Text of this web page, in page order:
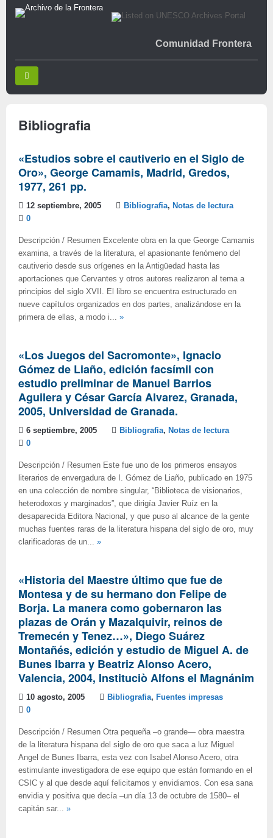
Comunidad Frontera
Bibliografia
«Estudios sobre el cautiverio en el Siglo de
Oro», George Camamis, Madrid, Gredos,
1977, 261 pp.
12 septiembre, 2005 Bibliografia, Notas de lectura
0
Descripción / Resumen Excelente obra en la que George Camamis
examina, a través de la literatura, el apasionante fenómeno del
cautiverio desde sus orígenes en la Antigüedad hasta las
aportaciones que Cervantes y otros autores realizaron al tema a
principios del siglo XVII. El libro se encuentra estructurado en
nueve capítulos organizados en dos partes, analizándose en la
primera de ellas, a modo i... »
«Los Juegos del Sacromonte», Ignacio
Gómez de Liaño, edición facsímil con
estudio preliminar de Manuel Barrios
Aguilera y César García Alvarez, Granada,
2005, Universidad de Granada.
6 septiembre, 2005 Bibliografia, Notas de lectura
0
Descripción / Resumen Este fue uno de los primeros ensayos
literarios de envergadura de I. Gómez de Liaño, publicado en 1975
en una colección de nombre singular, “Biblioteca de visionarios,
heterodoxos y marginados”, que dirigía Javier Ruíz en la
desaparecida Editora Nacional, y que puso al alcance de la gente
muchas fuentes raras de la literatura hispana del siglo de oro, muy
clarificadoras de un... »
«Historia del Maestre último que fue de
Montesa y de su hermano don Felipe de
Borja. La manera como gobernaron las
plazas de Orán y Mazalquivir, reinos de
Tremecén y Tenez…», Diego Suárez
Montañés, edición y estudio de Miguel A. de
Bunes Ibarra y Beatriz Alonso Acero,
Valencia, 2004, Instituciò Alfons el Magnánim
10 agosto, 2005 Bibliografia, Fuentes impresas
0
Descripción / Resumen Otra pequeña –o grande— obra maestra
de la literatura hispana del siglo de oro que saca a luz Miguel
Angel de Bunes Ibarra, esta vez con Isabel Alonso Acero, otra
estimulante investigadora de ese equipo que están formando en el
CSIC y al que desde aquí felicitamos y envidiamos. Con esa sana
envidia y positiva que decía –un día 13 de octubre de 1580– el
capitán sar... »